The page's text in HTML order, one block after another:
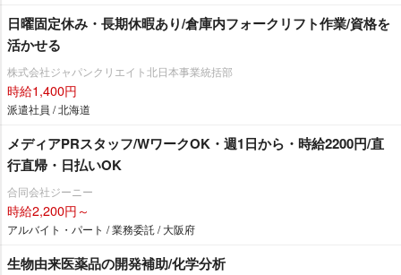
日曜固定休み・長期休暇あり/倉庫内フォークリフト作業/資格を
活かせる
株式会社ジャパンクリエイト北日本事業統括部
時給1,400円
派遣社員 / 北海道
メディアPRスタッフ/WワークOK・週1日から・時給2200円/直
行直帰・日払いOK
合同会社ジーニー
時給2,200円～
アルバイト・パート / 業務委託 / 大阪府
生物由来医薬品の開発補助/化学分析